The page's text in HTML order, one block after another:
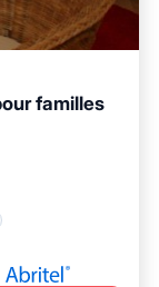
familles